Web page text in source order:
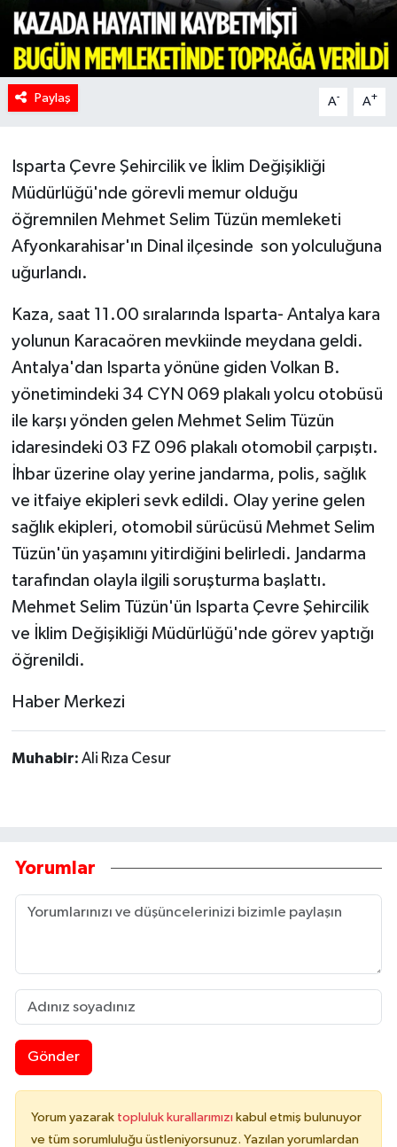
Paylaş A- A+
Isparta Çevre Şehircilik ve İklim Değişikliği
Müdürlüğü'nde görevli memur olduğu
öğremnilen Mehmet Selim Tüzün memleketi
Afyonkarahisar'ın Dinal ilçesinde son yolculuğuna
uğurlandı.
Kaza, saat 11.00 sıralarında Isparta- Antalya kara
yolunun Karacaören mevkiinde meydana geldi.
Antalya'dan Isparta yönüne giden Volkan B.
yönetimindeki 34 CYN 069 plakalı yolcu otobüsü
ile karşı yönden gelen Mehmet Selim Tüzün
idaresindeki 03 FZ 096 plakalı otomobil çarpıştı.
İhbar üzerine olay yerine jandarma, polis, sağlık
ve itfaiye ekipleri sevk edildi. Olay yerine gelen
sağlık ekipleri, otomobil sürücüsü Mehmet Selim
Tüzün'ün yaşamını yitirdiğini belirledi. Jandarma
tarafından olayla ilgili soruşturma başlattı.
Mehmet Selim Tüzün'ün Isparta Çevre Şehircilik
ve İklim Değişikliği Müdürlüğü'nde görev yaptığı
öğrenildi.
Haber Merkezi
Muhabir: Ali Rıza Cesur
Yorumlar
Gönder
Yorum yazarak topluluk kurallarımızı kabul etmiş bulunuyor
ve tüm sorumluluğu üstleniyorsunuz. Yazılan yorumlardan
KÜLTÜR SANAT
MAGAZİN
Oyun
RESMİ İLANLAR
Spor
Tarihi Yapılarımız
Teknoloji
Türkiye
İletişim
Künye